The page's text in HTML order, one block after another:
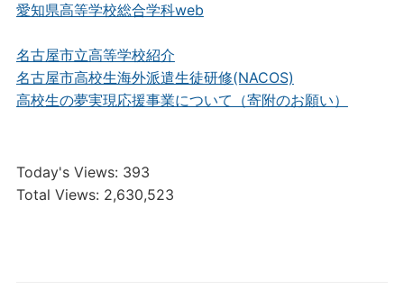
愛知県高等学校総合学科web
名古屋市立高等学校紹介
名古屋市高校生海外派遣生徒研修(NACOS)
高校生の夢実現応援事業について（寄附のお願い）
Today's Views: 393
Total Views: 2,630,523